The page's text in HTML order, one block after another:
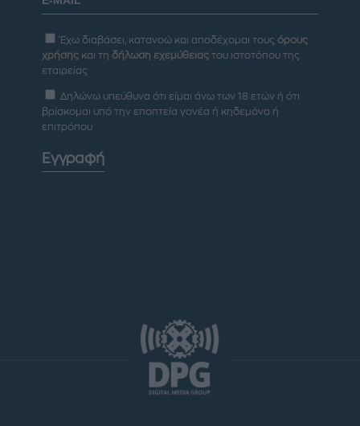
Έχω διαβάσει, κατανοώ και αποδέχομαι τους όρους
χρήσης και τη δήλωση εχεμύθειας του ιστοτόπου της
εταιρείας
Δηλώνω υπεύθυνα ότι είμαι άνω των 18 ετών ή ότι
βρίσκομαι υπό την εποπτεία γονέα ή κηδεμόνα ή
επιτρόπου
Εγγραφή